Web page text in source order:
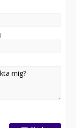
körupplevelse.
den kan vara